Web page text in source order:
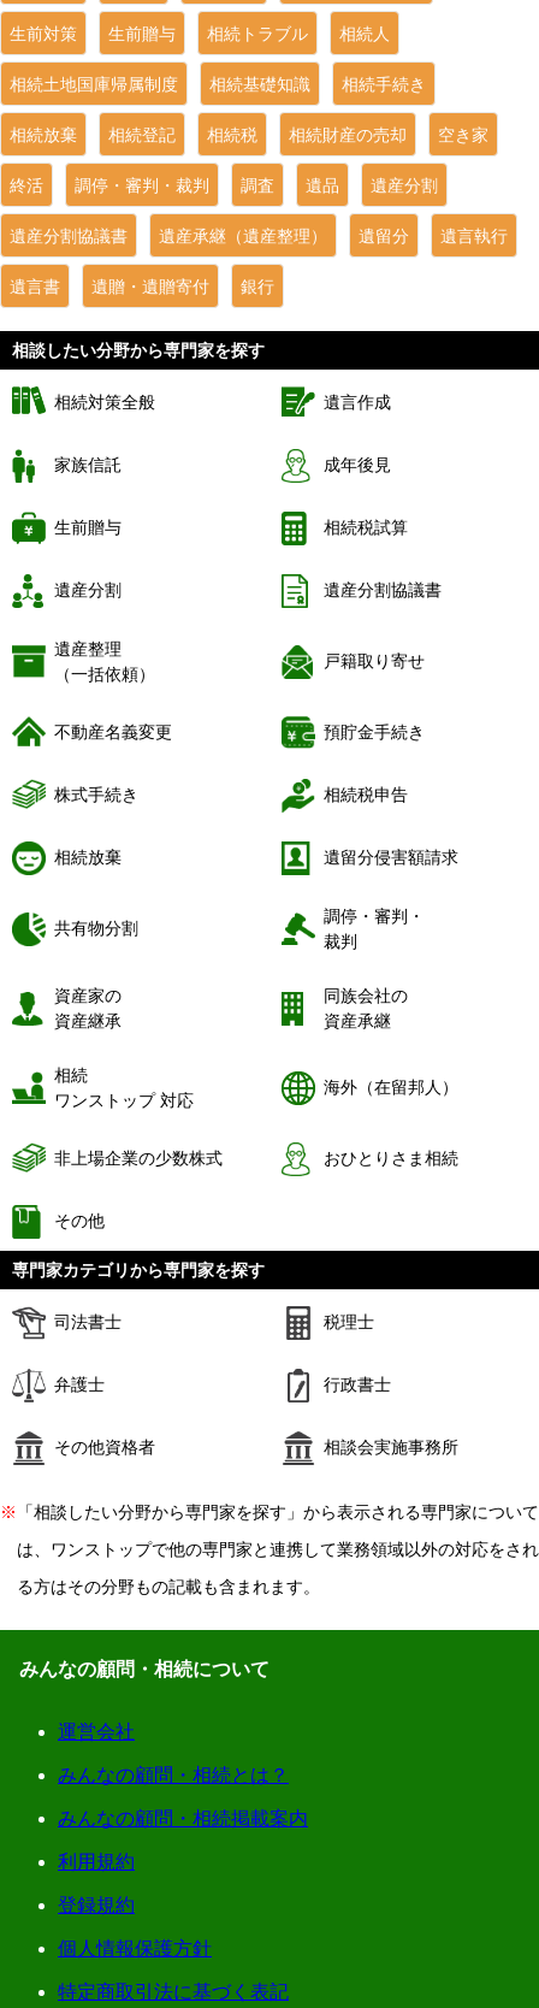
生前対策 生前贈与 相続トラブル 相続人
相続土地国庫帰属制度 相続基礎知識 相続手続き
相続放棄 相続登記 相続税 相続財産の売却 空き家
終活 調停・審判・裁判 調査 遺品 遺産分割
遺産分割協議書 遺産承継（遺産整理） 遺留分 遺言執行
遺言書 遺贈・遺贈寄付 銀行
相談したい分野から専門家を探す
相続対策全般 遺言作成
家族信託 成年後見
生前贈与 相続税試算
遺産分割 遺産分割協議書
遺産整理
（一括依頼）
戸籍取り寄せ
不動産名義変更 預貯金手続き
株式手続き 相続税申告
相続放棄 遺留分侵害額請求
共有物分割
調停・審判・
裁判
資産家の
資産継承
同族会社の
資産承継
相続
ワンストップ 対応
海外（在留邦人）
非上場企業の少数株式 おひとりさま相続
その他
専門家カテゴリから専門家を探す
司法書士 税理士
弁護士 行政書士
その他資格者 相談会実施事務所
※
「相談したい分野から専門家を探す」から表示される専門家について
は、ワンストップで他の専門家と連携して業務領域以外の対応をされ
る方はその分野もの記載も含まれます。
みんなの顧問・相続について
運営会社
みんなの顧問・相続とは？
みんなの顧問・相続掲載案内
利用規約
登録規約
個人情報保護方針
特定商取引法に基づく表記